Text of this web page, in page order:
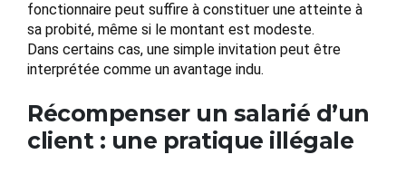
fonctionnaire peut suffire à constituer une atteinte à
sa probité, même si le montant est modeste.
Dans certains cas, une simple invitation peut être
interprétée comme un avantage indu.
Récompenser un salarié d’un
client : une pratique illégale